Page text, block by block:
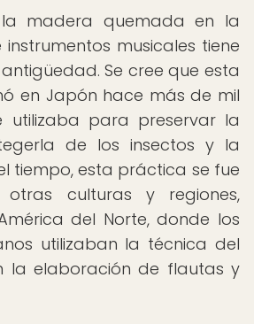
madera quemada en la
musicales tiene
Se cree que esta
en Japón hace más de mil
utilizaba para preservar la
de los insectos y la
tiempo, esta práctica se fue
otras culturas y regiones,
del Norte, donde los
utilizaban la técnica del
la elaboración de flautas y